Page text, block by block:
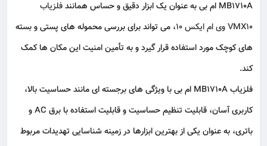
MB1710A ام بی به‌ عنوان یک ابزار دقیق و حساس همانند
فلزیاب
VMX10 وی ام ایکس 10
، می‌ تواند برای بررسی محموله‌ های پستی و بسته‌
های کوچک مورد استفاده قرار گیرد و به تأمین امنیت این مکان‌ ها کمک
کند.
فلزیاب MB1710A ام بی با ویژگی‌ های برجسته‌ ای مانند حساسیت بالا،
کاربری آسان، قابلیت تنظیم حساسیت و قابلیت استفاده با برق AC و
باتری، به‌ عنوان یکی از بهترین ابزارها در زمینه شناسایی تهدیدات مربوط